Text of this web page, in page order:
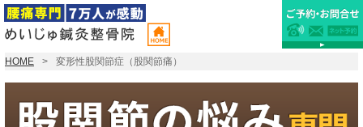
HOME 変形性股関節症（股関節痛）